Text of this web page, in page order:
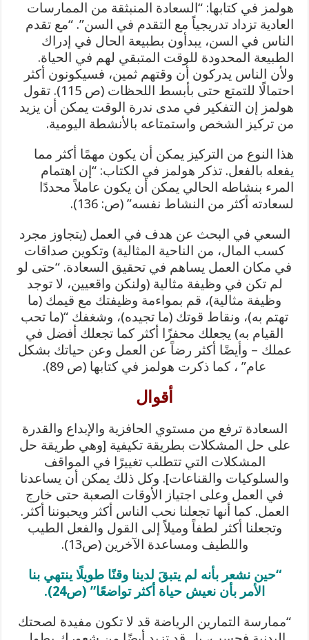
هولمز في كتابها: “السعادة المنبثقة من الممارسات
العادية تزداد تدريجياً مع التقدم في السن”. “مع تقدم
الناس في السن، يبدأون بطبيعة الحال في إدراك
الطبيعة المحدودة للوقت المتبقي لهم في الحياة.
ولأن الناس يدركون أن وقتهم ثمين، فسيكونون أكثر
احتمالًا للتمتع حتى بأبسط اللحظات (ص 115). تقول
هولمز إن التفكير في مدى ندرة الوقت يمكن أن يزيد
من تركيز الشخص واستمتاعه بالأنشطة اليومية.
هذا النوع من التركيز يمكن أن يكون مهمًا أكثر مما
يفعله بالفعل. تذكر هولمز في الكتاب: “إن اهتمام
المرء بنشاطه الحالي يمكن أن يكون عاملاً محددًا
لسعادته أكثر من النشاط نفسه” (ص: 136).
السعي في البحث عن هدف في العمل (يتجاوز مجرد
كسب المال، من الناحية المثالية) وتكوين صداقات
في مكان العمل يساهم في تحقيق السعادة. “حتى لو
لم تكن في وظيفة مثالية (ولنكن واقعيين، لا توجد
وظيفة مثالية)، قم بمواءمة وظيفتك مع قيمك (ما
تهتم به)، ونقاط قوتك (ما تجيده)، وشغفك “(ما تحب
القيام به) يجعلك محفزًا أكثر كما تجعلك أفضل في
عملك – وأيضًا أكثر رضاً عن العمل وعن حياتك بشكل
عام” ، كما ذكرت هولمز في كتابها (ص 89).
أقوال
السعادة ترفع من مستوي الحافزية والإبداع والقدرة
على حل المشكلات بطريقة تكيفية [وهي طريقة حل
المشكلات التي تتطلب تغييرًا في المواقف
والسلوكيات والقناعات]. وكل ذلك يمكن أن يساعدنا
في العمل وعلى اجتياز الأوقات الصعبة حتى خارج
العمل. كما أنها تجعلنا نحب الناس أكثر ويحبوننا أكثر.
وتجعلنا أكثر لطفاً وميلاً إلى القول والفعل الطيب
واللطيف ومساعدة الآخرين (ص13).
“حين نشعر بأنه لم يتبقَ لدينا وقنًا طويلًا ينتهي بنا
الأمر بأن نعيش حياة أكثر تواضعًا” (ص24).
“ممارسة التمارين الرياضة قد لا تكون مفيدة لصحتك